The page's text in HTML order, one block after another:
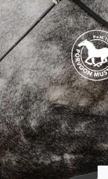
Siirry
sivun
sisältöön